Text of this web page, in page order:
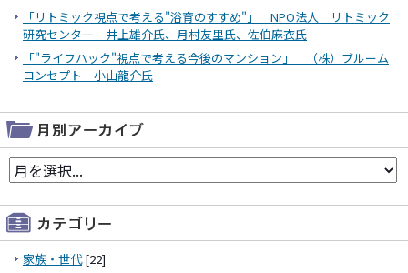
「リトミック視点で考える"浴育のすすめ"」 NPO法人 リトミック
研究センター 井上雄介氏、月村友里氏、佐伯麻衣氏
「"ライフハック"視点で考える今後のマンション」 （株）ブルーム
コンセプト 小山龍介氏
家族・世代[22]